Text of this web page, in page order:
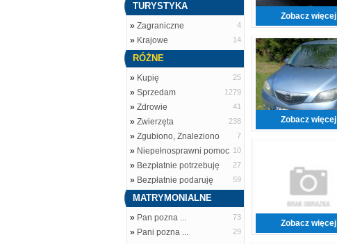
TURYSTYKA
» Zagraniczne 4
» Krajowe 14
RÓŻNE
» Kupię 25
» Sprzedam 1279
» Zdrowie 41
» Zwierzęta 238
» Zgubiono, Znaleziono 7
» Niepełnosprawni pomoc 10
» Bezpłatnie potrzebuję 27
» Bezpłatnie podaruję 59
MATRYMONIALNE
» Pan pozna ... 73
» Pani pozna ... 29
Zobacz więcej
Zobacz więcej
Zobacz więcej